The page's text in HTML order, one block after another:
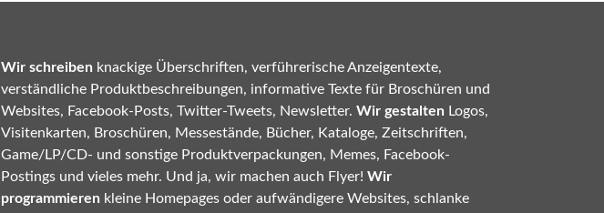
Wir schreiben knackige Überschriften, verführerische Anzeigentexte,
verständliche Produktbeschreibungen, informative Texte für Broschüren und
Websites, Facebook-Posts, Twitter-Tweets, Newsletter. Wir gestalten Logos,
Visitenkarten, Broschüren, Messestände, Bücher, Kataloge, Zeitschriften,
Game/LP/CD- und sonstige Produktverpackungen, Memes, Facebook-
Postings und vieles mehr. Und ja, wir machen auch Flyer! Wir
programmieren kleine Homepages oder aufwändigere Websites, schlanke